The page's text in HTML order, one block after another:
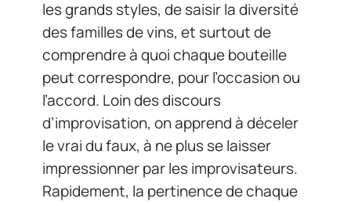
les grands styles, de saisir la diversité
des familles de vins, et surtout de
comprendre à quoi chaque bouteille
peut correspondre, pour l’occasion ou
l’accord. Loin des discours
d’improvisation, on apprend à déceler
le vrai du faux, à ne plus se laisser
impressionner par les improvisateurs.
Rapidement, la pertinence de chaque